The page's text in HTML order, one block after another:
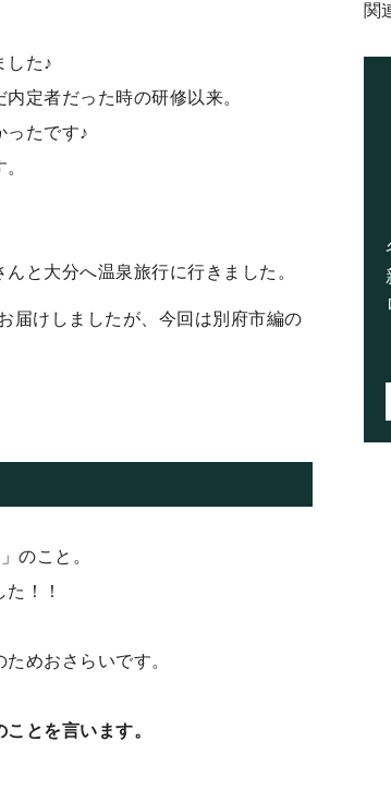
した♪
定者だった時の研修以来。
ったです♪
と大分へ温泉旅行に行きました。
届けしましたが、今回は別府市編の
のこと。
！！
めおさらいです。
とを言います。
関